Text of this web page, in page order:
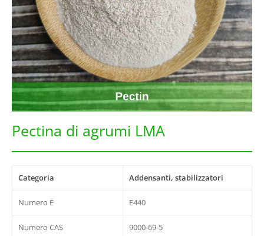
Pectina di agrumi LMA
Categoria Addensanti, stabilizzatori
Numero E E440
Numero CAS 9000-69-5